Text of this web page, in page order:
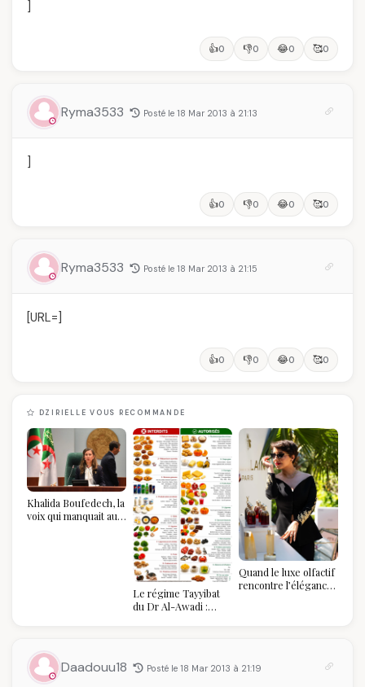
👍0 👎0 😂0 🥰0
Ryma3533 Posté le 18 Mar 2013 à 21:13
👍0 👎0 😂0 🥰0
Ryma3533 Posté le 18 Mar 2013 à 21:15
[URL=
👍0 👎0 😂0 🥰0
DZIRIELLE VOUS RECOMMANDE
Khalida Boufedech, la
voix qui manquait au
Le régime Tayyibat
du Dr Al-Awadi :
vraiment savoir
Quand le luxe olfactif
rencontre l’élégance
Daadouu18 Posté le 18 Mar 2013 à 21:19